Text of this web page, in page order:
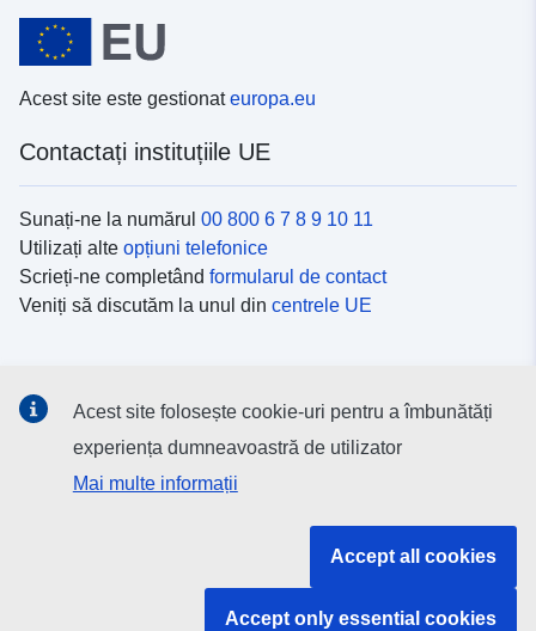
Acest site este gestionateuropa.eu
Contactați instituțiile UE
Sunați-ne la numărul 00 800 6 7 8 9 10 11
Utilizați alte opțiuni telefonice
Scrieți-ne completând formularul de contact
Veniți să discutăm la unul din centrele UE
Descoperiți canalele UEpe rețelele sociale
Instituțiile și organismele UE
Acest site folosește cookie-uri pentru a îmbunătăți
experiența dumneavoastră de utilizator
Mai multe informații
Accept all cookies
Accept only essential cookies